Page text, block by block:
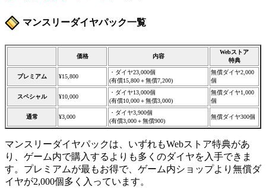
マンスリーダイヤパック一覧
価格 内容
Webストア
特典
プレミアム ¥15,800
・ダイヤ23,000個
(有償15,800＋無償7,200)
無償ダイヤ2,000
個
スペシャル ¥10,000
・ダイヤ13,000個
(有償10,000＋無償3,000)
無償ダイヤ1,000
個
通常 ¥3,000
・ダイヤ3,900個
(有償3,000＋無償900)
無償ダイヤ300個
マンスリーダイヤパックは、いずれもWebストア特典があ
り、ゲーム内で購入するよりも多くのダイヤを入手できま
す。プレミアムが最もお得で、ゲーム内ショップより無償ダ
イヤが2,000個多く入っています。